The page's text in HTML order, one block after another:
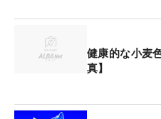
は出場を手繰り寄せる可
シードに相当する『カテ
健康的な小麦
真】